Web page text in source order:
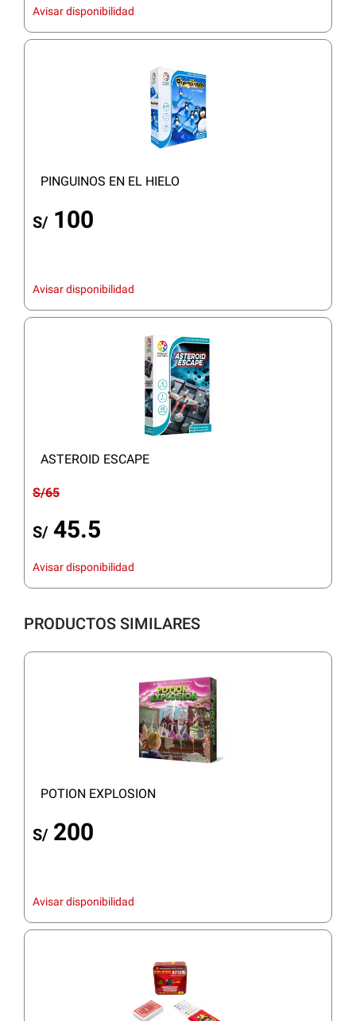
Avisar disponibilidad
PINGUINOS EN EL HIELO
S/ 100
Avisar disponibilidad
ASTEROID ESCAPE
S/65
S/ 45.5
Avisar disponibilidad
PRODUCTOS SIMILARES
POTION EXPLOSION
S/ 200
Avisar disponibilidad